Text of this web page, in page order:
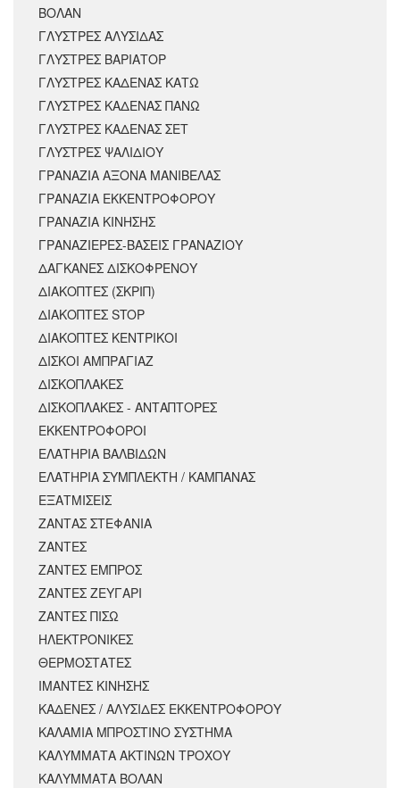
ΒΟΛΑΝ
ΓΛΥΣΤΡΕΣ ΑΛΥΣΙΔΑΣ
ΓΛΥΣΤΡΕΣ ΒΑΡΙΑΤΟΡ
ΓΛΥΣΤΡΕΣ ΚΑΔΕΝΑΣ ΚΑΤΩ
ΓΛΥΣΤΡΕΣ ΚΑΔΕΝΑΣ ΠΑΝΩ
ΓΛΥΣΤΡΕΣ ΚΑΔΕΝΑΣ ΣΕΤ
ΓΛΥΣΤΡΕΣ ΨΑΛΙΔΙΟΥ
ΓΡΑΝΑΖΙΑ ΑΞΟΝΑ ΜΑΝΙΒΕΛΑΣ
ΓΡΑΝΑΖΙΑ ΕΚΚΕΝΤΡΟΦΟΡΟΥ
ΓΡΑΝΑΖΙΑ ΚΙΝΗΣΗΣ
ΓΡΑΝΑΖΙΕΡΕΣ-ΒΑΣΕΙΣ ΓΡΑΝΑΖΙΟΥ
ΔΑΓΚΑΝΕΣ ΔΙΣΚΟΦΡΕΝΟΥ
ΔΙΑΚΟΠΤΕΣ (ΣΚΡΙΠ)
ΔΙΑΚΟΠΤΕΣ STOP
ΔΙΑΚΟΠΤΕΣ ΚΕΝΤΡΙΚΟΙ
ΔΙΣΚΟΙ ΑΜΠΡΑΓΙΑΖ
ΔΙΣΚΟΠΛΑΚΕΣ
ΔΙΣΚΟΠΛΑΚΕΣ - ΑΝΤΑΠΤΟΡΕΣ
ΕΚΚΕΝΤΡΟΦΟΡΟΙ
ΕΛΑΤΗΡΙΑ ΒΑΛΒΙΔΩΝ
ΕΛΑΤΗΡΙΑ ΣΥΜΠΛΕΚΤΗ / ΚΑΜΠΑΝΑΣ
ΕΞΑΤΜΙΣΕΙΣ
ΖΑΝΤΑΣ ΣΤΕΦΑΝΙΑ
ΖΑΝΤΕΣ
ΖΑΝΤΕΣ ΕΜΠΡΟΣ
ΖΑΝΤΕΣ ΖΕΥΓΑΡΙ
ΖΑΝΤΕΣ ΠΙΣΩ
ΗΛΕΚΤΡΟΝΙΚΕΣ
ΘΕΡΜΟΣΤΑΤΕΣ
ΙΜΑΝΤΕΣ ΚΙΝΗΣΗΣ
ΚΑΔΕΝΕΣ / ΑΛΥΣΙΔΕΣ ΕΚΚΕΝΤΡΟΦΟΡΟΥ
ΚΑΛΑΜΙΑ ΜΠΡΟΣΤΙΝΟ ΣΥΣΤΗΜΑ
ΚΑΛΥΜΜΑΤΑ ΑΚΤΙΝΩΝ ΤΡΟΧΟΥ
ΚΑΛΥΜΜΑΤΑ ΒΟΛΑΝ